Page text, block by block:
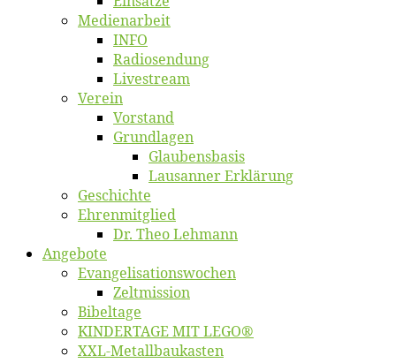
Me­di­en­ar­beit
INFO
Ra­dio­sen­dung
Live­stream
Ver­ein
Vor­stand
Grund­la­gen
Glaubens­ba­sis
Lausan­ner Erklärung
Ge­schich­te
Eh­ren­mit­glied
Dr. Theo Lehmann
An­ge­bo­te
Evangelisa­tions­wo­chen
Zelt­mis­si­on
Bi­bel­ta­ge
KINDERTAGE MIT LEGO®
XXL-Me­­tal­l­­bau­­kas­­ten